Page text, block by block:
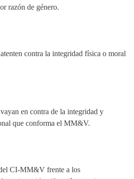
razón de género.
contra la integridad física o moral
en contra de la integridad y
que conforma el MM&V.
CI-MM&V frente a los